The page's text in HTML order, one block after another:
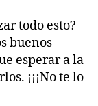
todo esto?
buenos
esperar a la
¡¡¡No te lo